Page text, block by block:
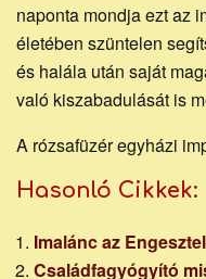
naponta mondja ezt az
életében szüntelen
és halála után saját
való kiszabadulását is
A rózsafüzér egyházi
Hasonló Cikkek:
Imalánc az
Családfagyógyító